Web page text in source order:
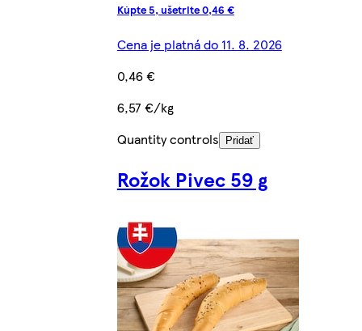
Kúpte 5, ušetrite 0,46 €
Cena je platná do 11. 8. 2026
0,46 €
6,57 €/kg
Quantity controls
Pridať
Rožok Pivec 59 g